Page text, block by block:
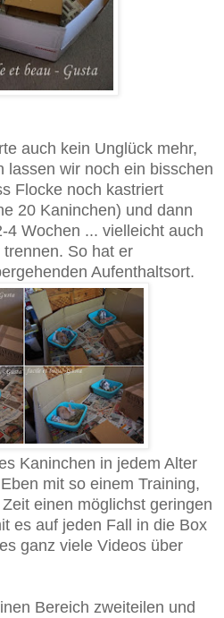
auch kein Unglück mehr,
lassen wir noch ein bisschen
Flocke noch kastriert
20 Kaninchen) und dann
4 Wochen ... vielleicht auch
So hat er
Aufenthaltsort.
Kaninchen in jedem Alter
mit so einem Training,
einen möglichst geringen
es auf jeden Fall in die Box
ganz viele Videos über
Bereich zweiteilen und